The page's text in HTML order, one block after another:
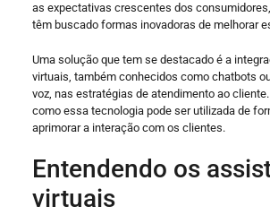
as expectativas crescentes dos
têm buscado formas inovadoras de melhorar
Uma solução que tem se destacado é a
virtuais, também conhecidos como chatbots
voz, nas estratégias de atendimento ao
como essa tecnologia pode ser utilizada de
aprimorar a interação com os clientes.
Entendendo os
virtuais